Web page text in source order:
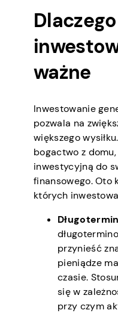
Dlaczego
ważne
Inwestowanie
pozwala na
większego
bogactwo z
inwestycyjną do
finansowego. Oto
których
przynieść
pieniądze
czasie.
się w
przy czym